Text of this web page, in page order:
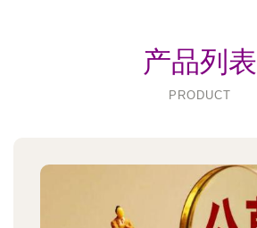
产品列表
PRODUCT